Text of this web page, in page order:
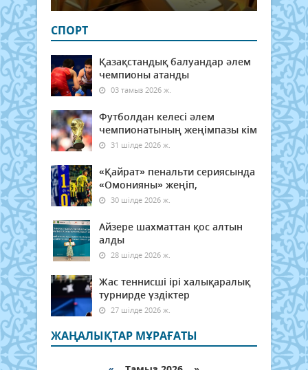
СПОРТ
Қазақстандық балуандар әлем
чемпионы атанды
03 тамыз 2026 ж.
Футболдан келесі әлем
чемпионатының жеңімпазы кім
31 шілде 2026 ж.
«Қайрат» пенальти сериясында
«Омонияны» жеңіп,
30 шілде 2026 ж.
Айзере шахматтан қос алтын
алды
28 шілде 2026 ж.
Жас теннисші ірі халықаралық
турнирде үздіктер
27 шілде 2026 ж.
ЖАҢАЛЫҚТАР МҰРАҒАТЫ